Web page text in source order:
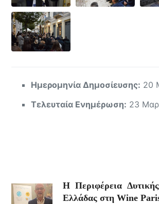
Ημερομηνία Δημοσίευσης: 20
Τελευταία Ενημέρωση: 23
H Περιφέρεια Δυτικής
Ελλάδας στη Wine